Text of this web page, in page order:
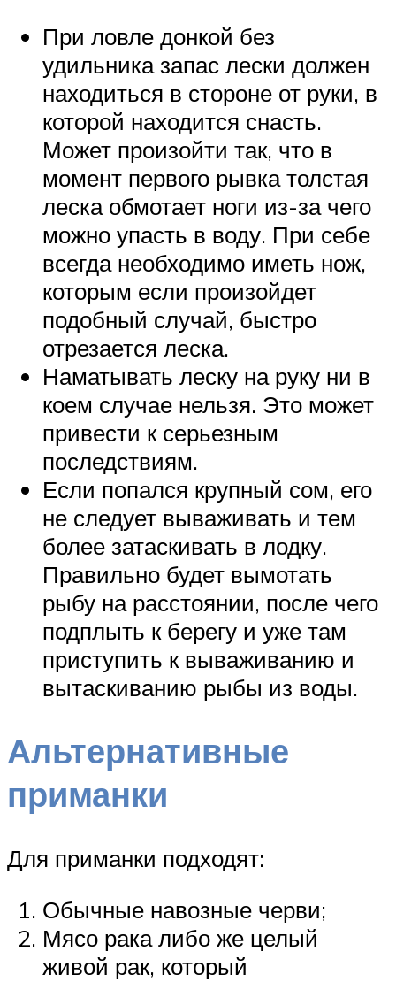
При ловле донкой без
удильника запас лески должен
находиться в стороне от руки, в
которой находится снасть.
Может произойти так, что в
момент первого рывка толстая
леска обмотает ноги из-за чего
можно упасть в воду. При себе
всегда необходимо иметь нож,
которым если произойдет
подобный случай, быстро
отрезается леска.
Наматывать леску на руку ни в
коем случае нельзя. Это может
привести к серьезным
последствиям.
Если попался крупный сом, его
не следует вываживать и тем
более затаскивать в лодку.
Правильно будет вымотать
рыбу на расстоянии, после чего
подплыть к берегу и уже там
приступить к вываживанию и
вытаскиванию рыбы из воды.
Альтернативные
приманки
Для приманки подходят:
Обычные навозные черви;
Мясо рака либо же целый
живой рак, который